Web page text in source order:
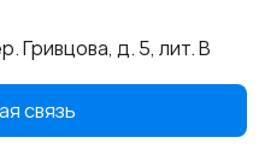
Гривцова, д. 5, лит. В
связь